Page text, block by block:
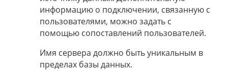
информацию о подключении, связанную с
пользователями, можно задать с
помощью сопоставлений пользователей.
Имя сервера должно быть уникальным в
пределах базы данных.